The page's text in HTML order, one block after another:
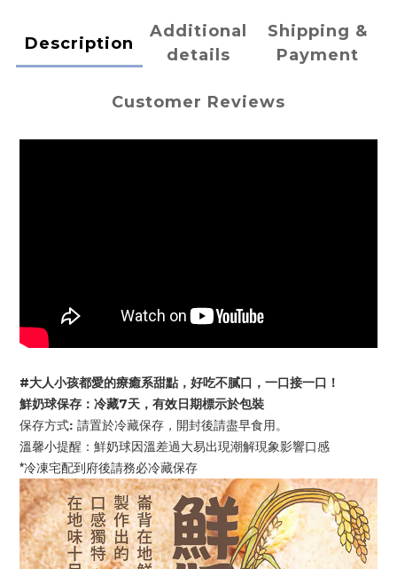
Description
Additional
details
Shipping &
Payment
Customer Reviews
#大人小孩都愛的療癒系甜點，好吃不膩口，一口接一口！
鮮奶球保存：冷藏7天，有效日期標示於包裝
保存方式: 請置於冷藏保存，開封後請盡早食用。
溫馨小提醒：鮮奶球因溫差過大易出現潮解現象影響口感
*冷凍宅配到府後請務必冷藏保存